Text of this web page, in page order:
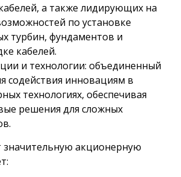
а также лидирующих на
по установке
турбин, фундаментов и
кабелей.
и технологии: объединенный
содействия инновациям в
технологиях, обеспечивая
решения для сложных
значительную акционерную